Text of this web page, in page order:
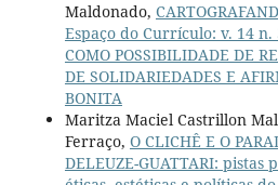
Maldonado,
Espaço do Currículo: v. 14 n.
COMO POSSIBILIDADE DE
DE SOLIDARIEDADES E
BONITA
Maritza Maciel Castrillon
Ferraço, O CLICHÊ E O
DELEUZE-GUATTARI: